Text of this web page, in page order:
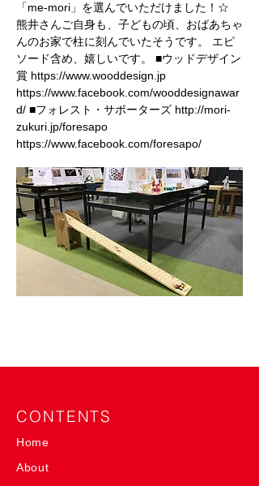
「me-mori」を選んでいただけました！☆
熊井さんご自身も、子どもの頃、おばあちゃ
んのお家で柱に刻んでいたそうです。 エピ
ソード含め、嬉しいです。 ■ウッドデザイン
賞 https://www.wooddesign.jp
https://www.facebook.com/wooddesignawar
d/ ■フォレスト・サポーターズ http://mori-
zukuri.jp/foresapo
https://www.facebook.com/foresapo/
CONTENTS
Home
About